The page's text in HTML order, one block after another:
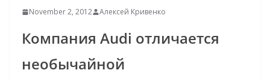
November 2, 2012 Алексей Кривенко
Компания Audi отличается
необычайной